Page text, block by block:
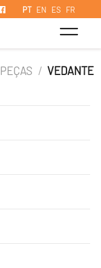
PT EN ES FR
PEÇAS / VEDANTE